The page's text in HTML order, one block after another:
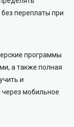
переплаты при
программы
а также полная
и
мобильное